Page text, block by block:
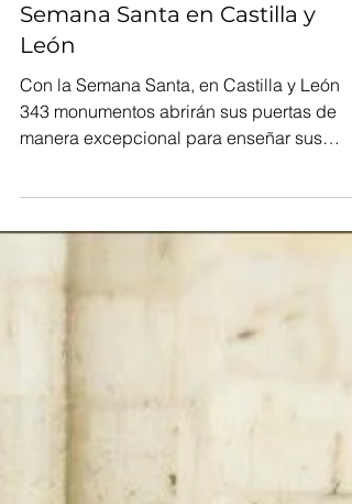
Estos son los 343 templos que
abrirán sus puertas esta
Semana Santa en Castilla y
León
Con la Semana Santa, en Castilla y León
manera excepcional para enseñar sus
tesoros.